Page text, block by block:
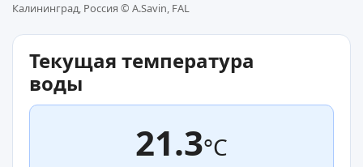
Калининград, Россия © A.Savin, FAL
Текущая температура
воды
21.3°C